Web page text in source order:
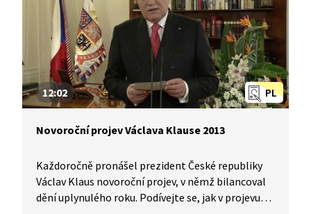
PL
12:02
Novoroční projev Václava Klause 2013
Každoročně pronášel prezident České republiky
Václav Klaus novoroční projev, v němž bilancoval
dění uplynulého roku. Podívejte se, jak v projevu